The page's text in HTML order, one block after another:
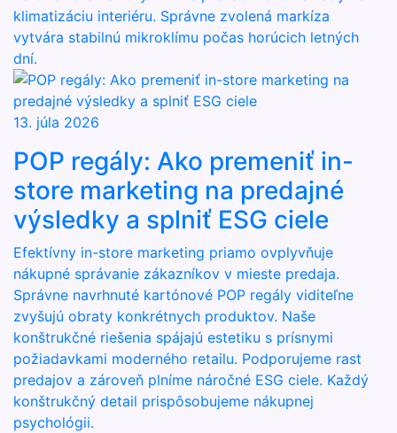
klimatizáciu interiéru. Správne zvolená markíza
vytvára stabilnú mikroklímu počas horúcich letných
dní.
13. júla 2026
POP regály: Ako premeniť in-
store marketing na predajné
výsledky a splniť ESG ciele
Efektívny in-store marketing priamo ovplyvňuje
nákupné správanie zákazníkov v mieste predaja.
Správne navrhnuté kartónové POP regály viditeľne
zvyšujú obraty konkrétnych produktov. Naše
konštrukčné riešenia spájajú estetiku s prísnymi
požiadavkami moderného retailu. Podporujeme rast
predajov a zároveň plníme náročné ESG ciele. Každý
konštrukčný detail prispôsobujeme nákupnej
psychológii.